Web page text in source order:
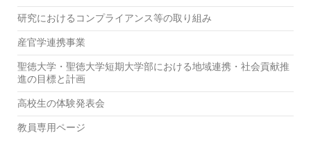
研究におけるコンプライアンス等の取り組み
産官学連携事業
聖徳大学・聖徳大学短期大学部における地域連携・社会貢献推
進の目標と計画
高校生の体験発表会
教員専用ページ